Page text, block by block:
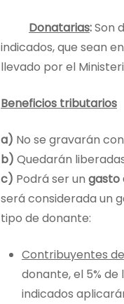
Donatarias:Son
indicados, que sean
llevado por el
Beneficios tributarios
a) No se gravarán
b) Quedarán
c) Podrá ser un gasto
será considerada un
tipo de donante:
Contribuyentes
donante, el 5%
indicados